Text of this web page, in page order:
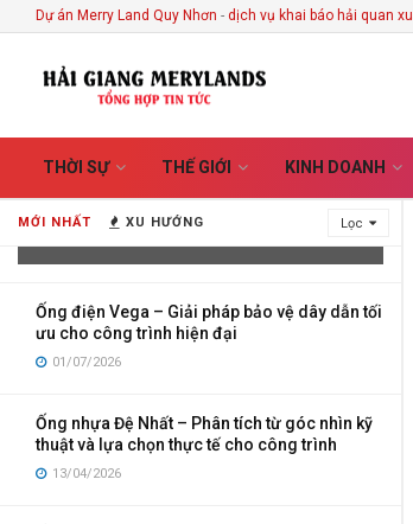
MỚI NHẤT XU HƯỚNG Lọc
Vietnam Handicrafts Store in Hoi An –
Discover the Stories Hidden Behind
Every Handmade Creation
Ống điện Vega – Giải pháp bảo vệ dây dẫn tối
ưu cho công trình hiện đại
01/07/2026
Ống nhựa Đệ Nhất – Phân tích từ góc nhìn kỹ
thuật và lựa chọn thực tế cho công trình
13/04/2026
Dự án Merry Land Quy Nhơn - dịch vụ khai báo hải quan
THỜI SỰ THẾ GIỚI KINH DOANH